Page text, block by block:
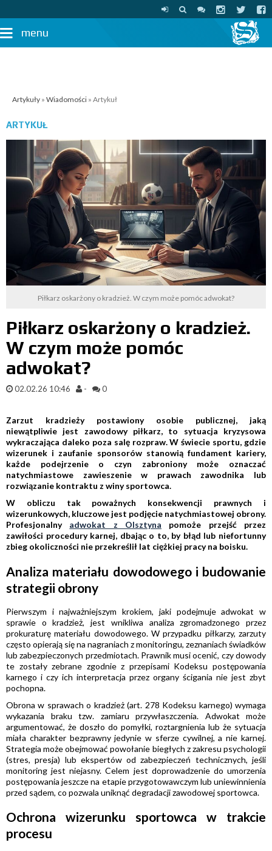
menu
Artykuły » Wiadomości » Artykuł
ARTYKUŁ
Piłkarz oskarżony o kradzież. W czym może pomóc adwokat?
Piłkarz oskarżony o kradzież.
W czym może pomóc
adwokat?
02.02.26 10:46 - 0
Zarzut kradzieży postawiony osobie publicznej, jaką
niewątpliwie jest zawodowy piłkarz, to sytuacja kryzysowa
wykraczająca daleko poza salę rozpraw. W świecie sportu, gdzie
wizerunek i zaufanie sponsorów stanowią fundament kariery,
każde podejrzenie o czyn zabroniony może oznaczać
natychmiastowe zawieszenie w prawach zawodnika lub
rozwiązanie kontraktu z winy sportowca.
W obliczu tak poważnych konsekwencji prawnych i
wizerunkowych, kluczowe jest podjęcie natychmiastowej obrony.
Profesjonalny adwokat z Olsztyna pomoże przejść przez
zawiłości procedury karnej, dbając o to, by błąd lub niefortunny
zbieg okoliczności nie przekreślił lat ciężkiej pracy na boisku.
Analiza materiału dowodowego i budowanie
strategii obrony
Pierwszym i najważniejszym krokiem, jaki podejmuje adwokat w
sprawie o kradzież, jest wnikliwa analiza zgromadzonego przez
prokuraturę materiału dowodowego. W przypadku piłkarzy, zarzuty
często opierają się na nagraniach z monitoringu, zeznaniach świadków
lub zabezpieczonych przedmiotach. Prawnik musi ocenić, czy dowody
te zostały zebrane zgodnie z przepisami Kodeksu postępowania
karnego i czy ich interpretacja przez organy ścigania nie jest zbyt
pochopna.
Obrona w sprawach o kradzież (art. 278 Kodeksu karnego) wymaga
wykazania braku tzw. zamiaru przywłaszczenia. Adwokat może
argumentować, że doszło do pomyłki, roztargnienia lub że sytuacja
miała charakter bezprawny jedynie w sferze cywilnej, a nie karnej.
Strategia może obejmować powołanie biegłych z zakresu psychologii
(stres, presja) lub ekspertów od zabezpieczeń technicznych, jeśli
monitoring jest niejasny. Celem jest doprowadzenie do umorzenia
postępowania jeszcze na etapie przygotowawczym lub uniewinnienia
przed sądem, co pozwala uniknąć degradacji zawodowej sportowca.
Ochrona wizerunku sportowca w trakcie
procesu